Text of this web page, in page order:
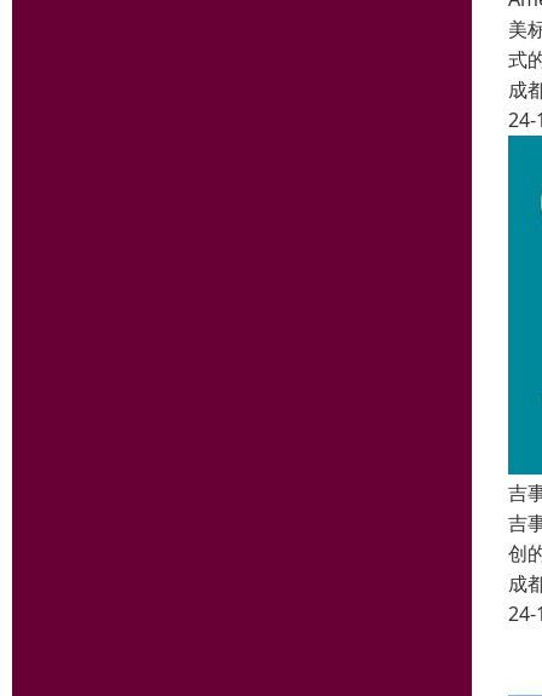
美
式
成
24-
吉
吉
创
成
24-